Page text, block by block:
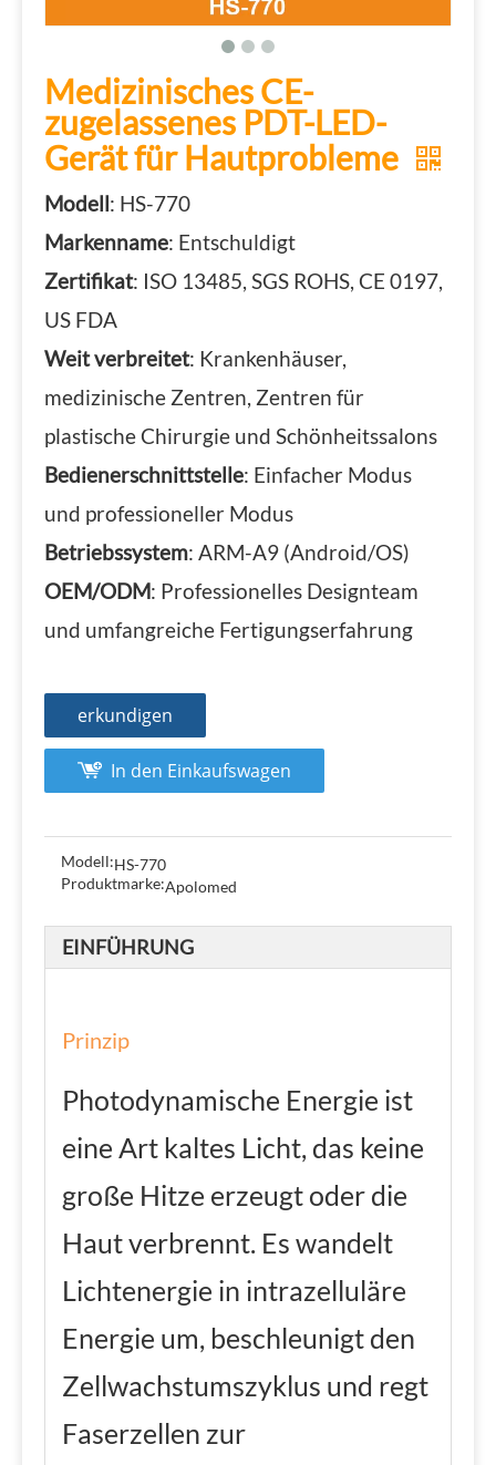
Medizinisches CE-
zugelassenes PDT-LED-
Gerät für Hautprobleme
Modell: HS-770
Markenname: Entschuldigt
Zertifikat: ISO 13485, SGS ROHS, CE 0197,
US FDA
Weit verbreitet: Krankenhäuser,
medizinische Zentren, Zentren für
plastische Chirurgie und Schönheitssalons
Bedienerschnittstelle: Einfacher Modus
und professioneller Modus
Betriebssystem: ARM-A9 (Android/OS)
OEM/ODM: Professionelles Designteam
und umfangreiche Fertigungserfahrung
erkundigen
In den Einkaufswagen
Modell:HS-770
Produktmarke:Apolomed
EINFÜHRUNG
Prinzip
Photodynamische Energie ist
eine Art kaltes Licht, das keine
große Hitze erzeugt oder die
Haut verbrennt. Es wandelt
Lichtenergie in intrazelluläre
Energie um, beschleunigt den
Zellwachstumszyklus und regt
Faserzellen zur